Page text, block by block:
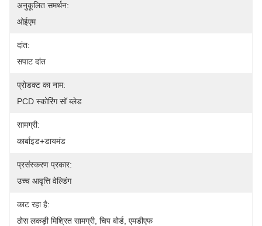
अनुकूलित समर्थन:
ओईएम
दांत:
सपाट दांत
प्रोडक्ट का नाम:
PCD स्कोरिंग सॉ ब्लेड
सामग्री:
कार्बाइड+डायमंड
प्रसंस्करण प्रकार:
उच्च आवृत्ति वेल्डिंग
काट रहा है:
ठोस लकड़ी मिश्रित सामग्री, चिप बोर्ड, एमडीएफ